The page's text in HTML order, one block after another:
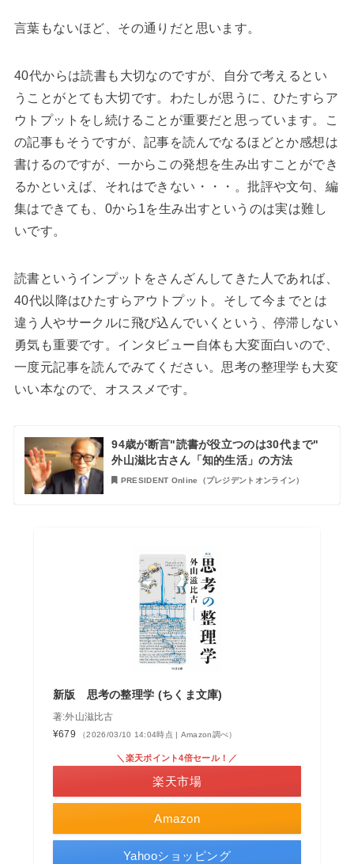
言葉もないほど、その通りだと思います。
40代からは読書も大切なのですが、自分で考えるとい
うことがとても大切です。わたしが思うに、ひたすらア
ウトプットをし続けることが重要だと思っています。こ
の記事もそうですが、記事を読んでなるほどとか感想は
書けるのですが、一からこの発想を生み出すことができ
るかといえば、それはできない・・・。批評や文句、編
集はできても、0から1を生み出すというのは実は難し
いです。
読書というインプットをさんざんしてきた人であれば、
40代以降はひたすらアウトプット。そして今までとは
違う人やサークルに飛び込んでいくという、停滞しない
勇気も重要です。インタビュー自体も大変面白いので、
一度元記事を読んでみてください。思考の整理学も大変
いい本なので、オススメです。
94歳が断言"読書が役立つのは30代まで"
外山滋比古さん「知的生活」の方法
PRESIDENT Online（プレジデントオンライン）
新版 思考の整理学 (ちくま文庫)
著:外山滋比古
¥679
（2026/03/10 14:04時点 | Amazon調べ）
Amazon
＼楽天ポイント4倍セール！／
楽天市場
Yahooショッピング